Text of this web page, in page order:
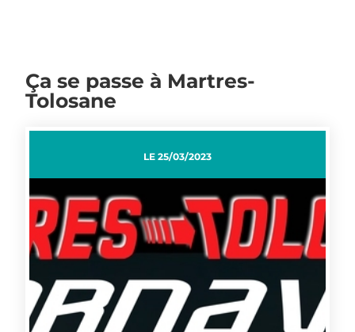
Ça se passe à Martres-
Tolosane
LE 25/03/2023